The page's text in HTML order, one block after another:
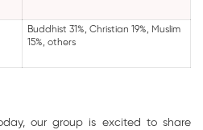
Buddhist 31%, Christian 19%, Muslim
15%, others
our group is excited to share